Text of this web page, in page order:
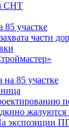
СНТ
85 участке
части
85 участке
жалуются
экспозиции